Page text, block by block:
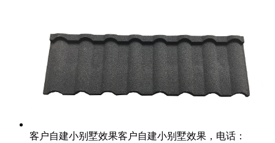
客户自建小别墅效果客户自建小别墅效果，电话：